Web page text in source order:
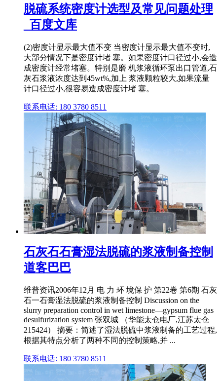
脱硫系统密度计选型及常见问题处理
_百度文库
(2)密度计显示最大值不变 当密度计显示最大值不变时,
大部分情况下是密度计堵 塞。如果密度计口径过小,会造
成密度计经常堵塞。特别是磨 机浆液循环泵出口管道,石
灰石浆液浓度达到45wt%,加上 浆液颗粒较大,如果流量
计口径过小,很容易造成密度计堵 塞。
联系电话: 180 3780 8511
石灰石石膏湿法脱硫的浆液制备控制
道客巴巴
维普资讯2006年12月 电 力 环 境保 护 第22卷 第6期 石灰
石一石膏湿法脱硫的浆液制备控制 Discussion on the
slurry preparation control in wet limestone—gypsum flue gas
desulfurization system 张双城 （华能太仓电厂,江苏太仓
215424） 摘要：简述了湿法脱硫中浆液制备的工艺过程,
根据其特点分析了两种不同的控制策略,并 ...
联系电话: 180 3780 8511